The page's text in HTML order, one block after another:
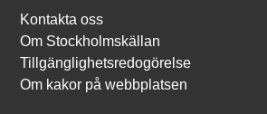
Kontakta oss
Om Stockholmskällan
Tillgänglighetsredogörelse
Om kakor på webbplatsen